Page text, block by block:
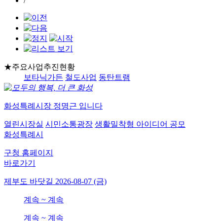
★주요사업추진현황
보타닉가든 철도사업 동탄트램
화성특례시장 정명근 입니다
열린시장실 시민소통광장 생활밀착형 아이디어 공모
화성특례시
구청 홈페이지
바로가기
제부도 바닷길 2026-08-07 (금)
계속 ~ 계속
계속 ~ 계속